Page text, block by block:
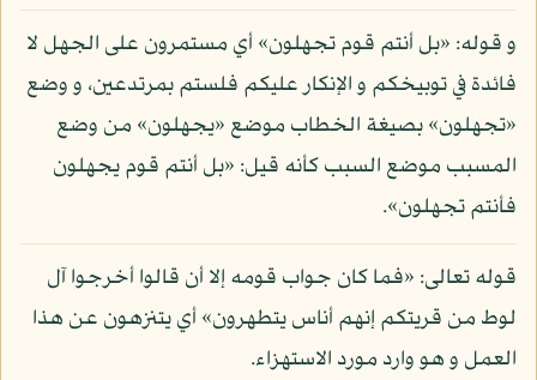
و قوله: «بل أنتم قوم تجهلون» أي مستمرون على الجهل لا
فائدة في توبيخكم و الإنكار عليكم فلستم بمرتدعين، و وضع
«تجهلون» بصيغة الخطاب موضع «يجهلون» من وضع
المسبب موضع السبب كأنه قيل: «بل أنتم قوم يجهلون
فأنتم تجهلون».
قوله تعالى: «فما كان جواب قومه إلا أن قالوا أخرجوا آل
لوط من قريتكم إنهم أناس يتطهرون» أي يتنزهون عن هذا
العمل و هو وارد مورد الاستهزاء.